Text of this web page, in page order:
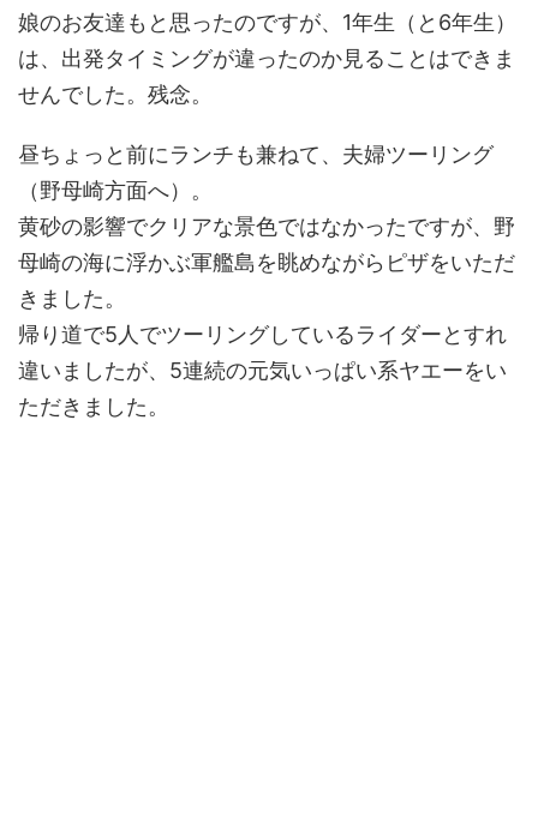
娘のお友達もと思ったのですが、1年生（と6年生）
は、出発タイミングが違ったのか見ることはできま
せんでした。残念。
昼ちょっと前にランチも兼ねて、夫婦ツーリング
（野母崎方面へ）。
黄砂の影響でクリアな景色ではなかったですが、野
母崎の海に浮かぶ軍艦島を眺めながらピザをいただ
きました。
帰り道で5人でツーリングしているライダーとすれ
違いましたが、5連続の元気いっぱい系ヤエーをい
ただきました。